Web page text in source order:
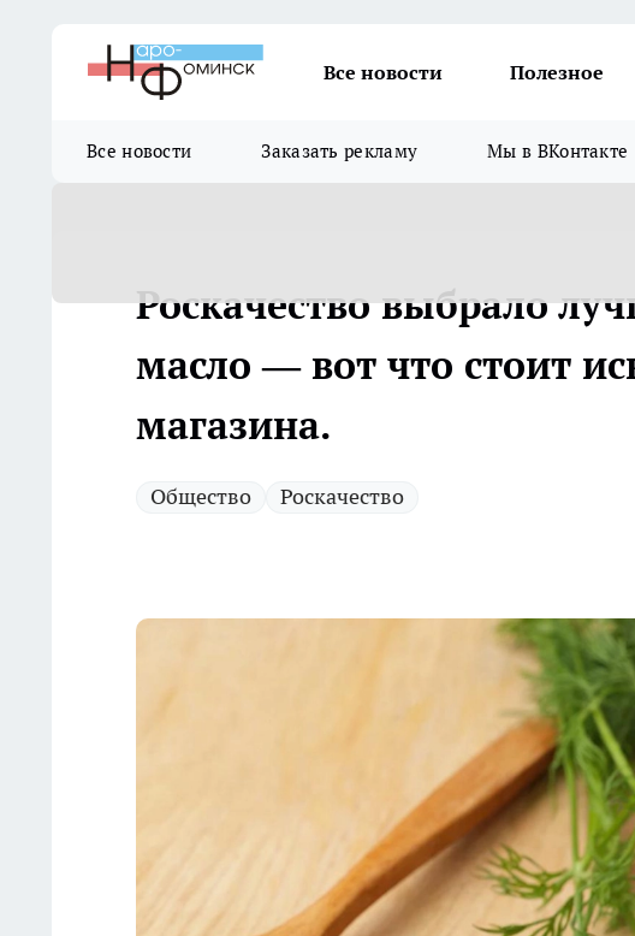
Все новости Полезное
Все новости Заказать рекламу Мы в ВКонтакте
Роскачество выбрало
масло — вот что стоит
магазина.
Общество Роскачество